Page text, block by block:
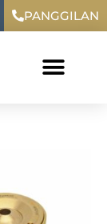
PANGGILAN